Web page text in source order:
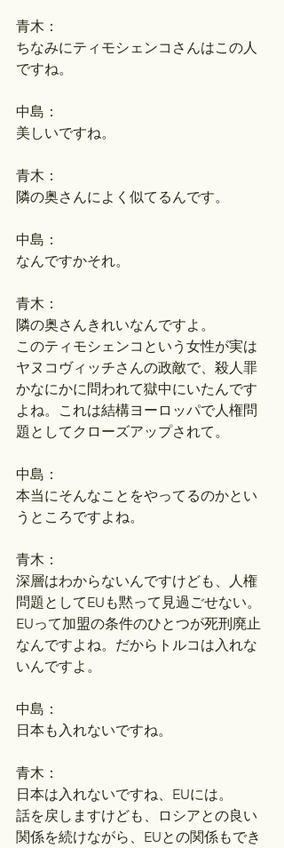
青木：
ちなみにティモシェンコさんはこの人
ですね。
中島：
美しいですね。
青木：
隣の奥さんによく似てるんです。
中島：
なんですかそれ。
青木：
隣の奥さんきれいなんですよ。
このティモシェンコという女性が実は
ヤヌコヴィッチさんの政敵で、殺人罪
かなにかに問われて獄中にいたんです
よね。これは結構ヨーロッパで人権問
題としてクローズアップされて。
中島：
本当にそんなことをやってるのかとい
うところですよね。
青木：
深層はわからないんですけども、人権
問題としてEUも黙って見過ごせない。
EUって加盟の条件のひとつが死刑廃止
なんですよね。だからトルコは入れな
いんですよ。
中島：
日本も入れないですね。
青木：
日本は入れないですね、EUには。
話を戻しますけども、ロシアとの良い
関係を続けながら、EUとの関係もでき